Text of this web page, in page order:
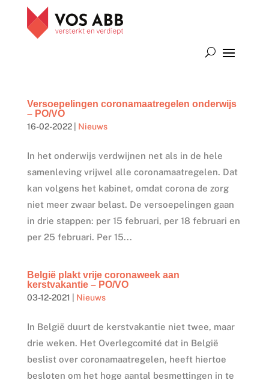
Versoepelingen coronamaatregelen onderwijs
– PO/VO
16-02-2022| Nieuws
In het onderwijs verdwijnen net als in de hele
samenleving vrijwel alle coronamaatregelen. Dat
kan volgens het kabinet, omdat corona de zorg
niet meer zwaar belast. De versoepelingen gaan
in drie stappen: per 15 februari, per 18 februari en
per 25 februari. Per 15...
België plakt vrije coronaweek aan
kerstvakantie – PO/VO
03-12-2021 Nieuws
In België duurt de kerstvakantie niet twee, maar
drie weken. Het Overlegcomité dat in België
beslist over coronamaatregelen, heeft hiertoe
besloten om het hoge aantal besmettingen in te